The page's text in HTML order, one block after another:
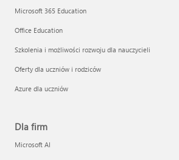
Microsoft 365 Education
Office Education
Szkolenia i możliwości rozwoju dla nauczycieli
Oferty dla uczniów i rodziców
Azure dla uczniów
Dla firm
Microsoft AI